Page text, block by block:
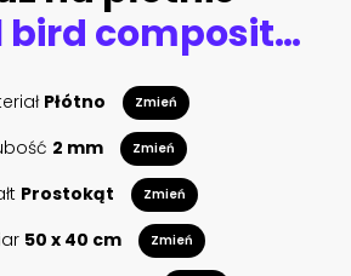
tropical bird composition
Płótno Zmień
2 mm Zmień
Prostokąt Zmień
50 x 40 cm Zmień